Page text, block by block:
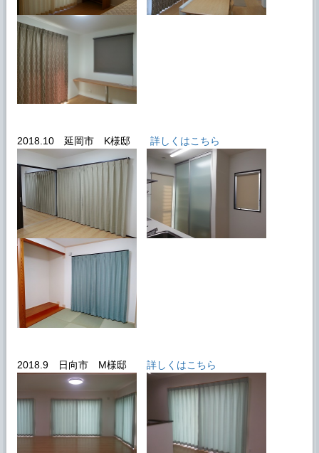
2018.10 延岡市 K様邸 詳しくはこちら
2018.9 日向市 M様邸 詳しくはこちら